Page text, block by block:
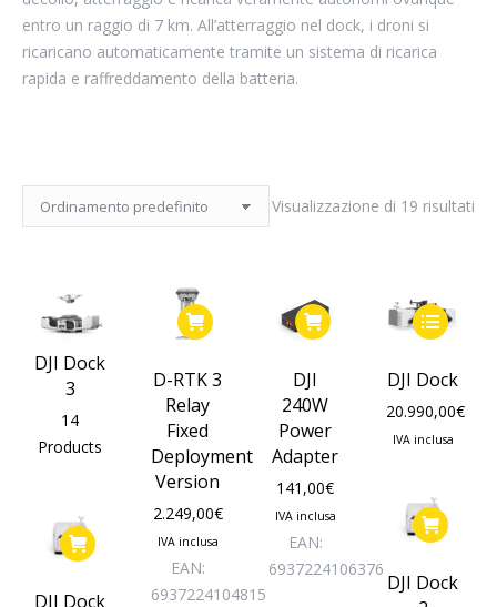
entro un raggio di 7 km. All’atterraggio nel dock, i droni si
ricaricano automaticamente tramite un sistema di ricarica
rapida e raffreddamento della batteria.
Visualizzazione di 19 risultati
DJI Dock
3
14
Products
D-RTK 3
Relay
Fixed
Deployment
Version
2.249,00€
IVA inclusa
EAN:
6937224104815
DJI
240W
Power
Adapter
141,00€
IVA inclusa
EAN:
6937224106376
Questo
prodotto
ha
varianti.
Le
possono
essere
nella
DJI Dock
20.990,00€
IVA inclusa
DJI Dock
DJI Dock